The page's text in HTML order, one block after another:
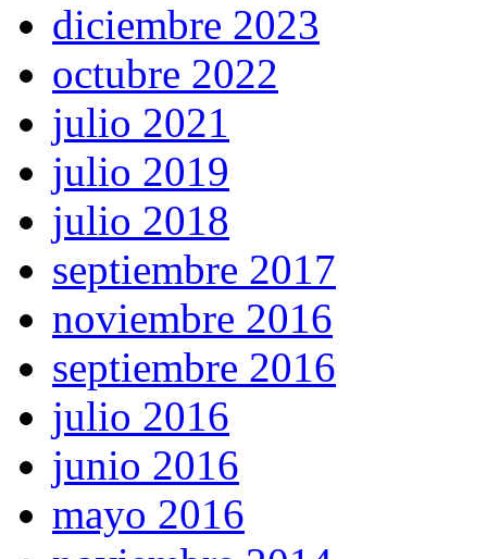
diciembre 2023
octubre 2022
julio 2021
julio 2019
julio 2018
septiembre 2017
noviembre 2016
septiembre 2016
julio 2016
junio 2016
mayo 2016